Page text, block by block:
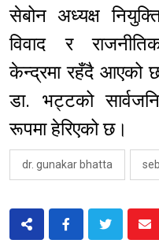
सेबोन अध्यक्ष
विवाद र
केन्द्रमा रहँदै आएको
डा. भट्टको
रूपमा हेरिएको छ।
dr. gunakar bhatta